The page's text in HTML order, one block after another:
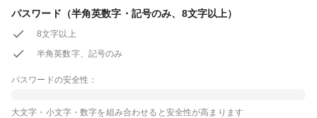
パスワード（半角英数字・記号のみ、8文字以上）
8文字以上
半角英数字、記号のみ
パスワードの安全性：
大文字・小文字・数字を組み合わせると安全性が高まります